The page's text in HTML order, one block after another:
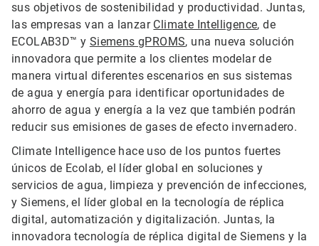
sus objetivos de sostenibilidad y productividad. Juntas,
las empresas van a lanzar Climate Intelligence, de
ECOLAB3D™ y Siemens gPROMS, una nueva solución
innovadora que permite a los clientes modelar de
manera virtual diferentes escenarios en sus sistemas
de agua y energía para identificar oportunidades de
ahorro de agua y energía a la vez que también podrán
reducir sus emisiones de gases de efecto invernadero.
Climate Intelligence hace uso de los puntos fuertes
únicos de Ecolab, el líder global en soluciones y
servicios de agua, limpieza y prevención de infecciones,
y Siemens, el líder global en la tecnología de réplica
digital, automatización y digitalización. Juntas, la
innovadora tecnología de réplica digital de Siemens y la